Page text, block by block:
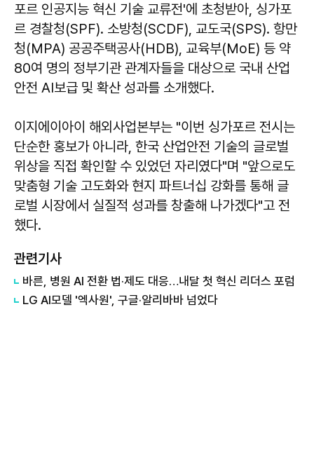
포르 인공지능 혁신 기술 교류전'에 초청받아, 싱가포
르 경찰청(SPF). 소방청(SCDF), 교도국(SPS). 항만
청(MPA) 공공주택공사(HDB), 교육부(MoE) 등 약
80여 명의 정부기관 관계자들을 대상으로 국내 산업
안전 AI보급 및 확산 성과를 소개했다.
이지에이아이 해외사업본부는 "이번 싱가포르 전시는
단순한 홍보가 아니라, 한국 산업안전 기술의 글로벌
위상을 직접 확인할 수 있었던 자리였다"며 "앞으로도
맞춤형 기술 고도화와 현지 파트너십 강화를 통해 글
로벌 시장에서 실질적 성과를 창출해 나가겠다"고 전
했다.
관련기사
바른, 병원 AI 전환 법·제도 대응…내달 첫 혁신 리더스 포럼
LG AI모델 '엑사원', 구글·알리바바 넘었다